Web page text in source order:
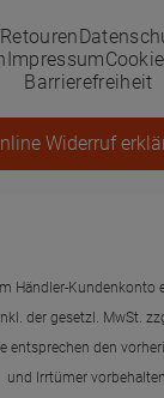
Retouren
Impressum
Barrierefreiheit
Widerruf
Händler-Kundenkonto
der gesetzl. MwSt.
entsprechen den
und Irrtümer vorbehalten.